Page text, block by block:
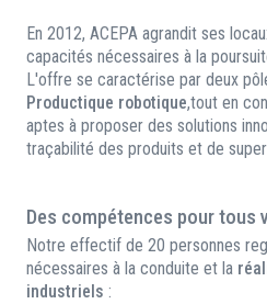
En 2012, ACEPA agrandit ses
capacités nécessaires à la
L'offre se caractérise par deux
Productique robotique,tout en
aptes à proposer des solutions
traçabilité des produits et de
Des compétences pour tous
Notre effectif de 20 personnes
nécessaires à la conduite et la
industriels :